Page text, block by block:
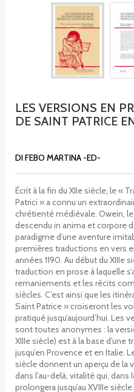
LES VERSIONS EN
DE SAINT PATRICE
DI FEBO MARTINA -ED-
Écrit à la fin du XIIe siècle, le «
Patrici » a connu un
chrétienté médiévale. Owein,
descendu in anima et corpore
paradigme d’une aventure
premières traductions en vers
années 1190. Au début du XIIIe
traduction en prose à laquelle
remaniements et les récits
siècles. C’est ainsi que les
Saint Patrice » croiseront les
pratiqué jusqu’aujourd’hui.
sont toutes anonymes : la
XIIIe siècle) est à la base
jusqu’en Provence et en Italie.
siècle donnent un aperçu de la
dans l’au-delà, vitalité qui,
prolongera jusqu’au XVIIIe siècle.